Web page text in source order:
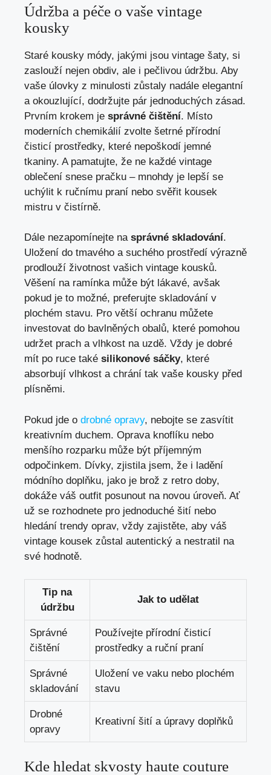
Údržba a péče o⁣ vaše vintage
kousky
Staré ⁣kousky módy, jakými⁣ jsou vintage šaty, si⁣
zaslouží nejen obdiv, ‍ale i pečlivou údržbu. Aby
vaše úlovky z minulosti zůstaly nadále elegantní
a okouzlující,‌ dodržujte‌ pár jednoduchých zásad.
Prvním ​krokem je správné čištění. ​Místo
moderních chemikálií zvolte šetrné přírodní
čisticí prostředky, které nepoškodí jemné
tkaniny. A pamatujte, že ne‍ každé vintage
⁣oblečení snese pračku – mnohdy je‌ lepší se
uchýlit k ručnímu praní nebo ‌svěřit kousek⁣
mistru v čistírně.
Dále nezapomínejte na správné‌ skladování.
Uložení do tmavého a suchého prostředí výrazně
prodlouží životnost vašich vintage kousků.
Věšení‍ na ramínka může být lákavé, ⁤avšak‌
pokud je to možné, preferujte skladování⁣ v
plochém stavu. Pro větší ochranu můžete
investovat ⁢do bavlněných obalů, které pomohou
‌udržet prach a vlhkost na uzdě. Vždy je dobré
mít ⁣po ruce také silikonové sáčky, které
absorbují vlhkost a chrání tak⁢ vaše‍ kousky před
plísněmi.
Pokud ⁤jde o drobné opravy, nebojte se zasvítit
kreativním‌ duchem. Oprava knoflíku⁤ nebo
menšího rozparku​ může být příjemným
odpočinkem. Dívky, zjistila ‌jsem, že i​ ladění
módního doplňku, jako je brož z retro doby,
dokáže⁣ váš outfit posunout na novou úroveň. ⁤Ať
už se rozhodnete pro jednoduché šití nebo
hledání trendy oprav, vždy zajistěte, aby váš
vintage kousek zůstal ​autentický a nestratil na
své ​hodnotě.
Tip ⁢na
údržbu
Jak to udělat
Správné
čištění
Používejte přírodní čisticí
prostředky‍ a ruční praní
Správné
skladování
Uložení ve vaku nebo plochém
stavu
Drobné
opravy
Kreativní šití a úpravy⁢ doplňků
Kde hledat skvosty haute couture